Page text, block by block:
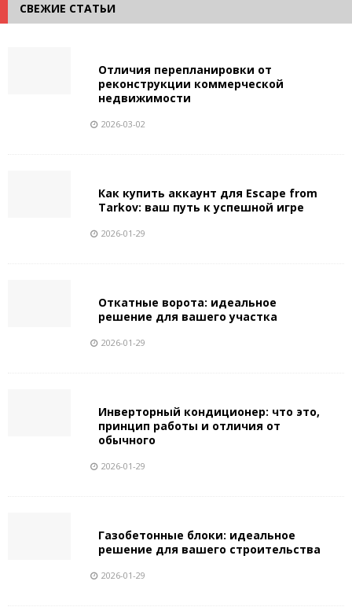
СВЕЖИЕ СТАТЬИ
Отличия перепланировки от
реконструкции коммерческой
недвижимости
2026-03-02
Как купить аккаунт для Escape from
Tarkov: ваш путь к успешной игре
2026-01-29
Откатные ворота: идеальное
решение для вашего участка
2026-01-29
Инверторный кондиционер: что это,
принцип работы и отличия от
обычного
2026-01-29
Газобетонные блоки: идеальное
решение для вашего строительства
2026-01-29